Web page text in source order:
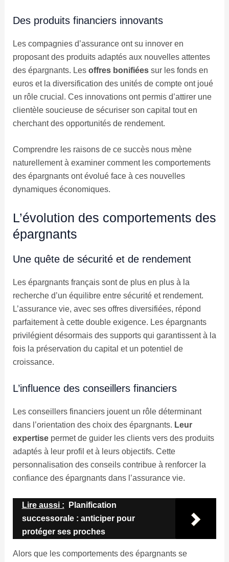
Des produits financiers innovants
Les compagnies d’assurance ont su innover en
proposant des produits adaptés aux nouvelles attentes
des épargnants. Les offres bonifiéessur les fonds en
euros et la diversification des unités de compte ont joué
un rôle crucial. Ces innovations ont permis d’attirer une
clientèle soucieuse de sécuriser son capital tout en
cherchant des opportunités de rendement.
Comprendre les raisons de ce succès nous mène
naturellement à examiner comment les comportements
des épargnants ont évolué face à ces nouvelles
dynamiques économiques.
L’évolution des comportements des
épargnants
Une quête de sécurité et de rendement
Les épargnants français sont de plus en plus à la
recherche d’un équilibre entre sécurité et rendement.
L’assurance vie, avec ses offres diversifiées, répond
parfaitement à cette double exigence. Les épargnants
privilégient désormais des supports qui garantissent à la
fois la préservation du capital et un potentiel de
croissance.
L’influence des conseillers financiers
Les conseillers financiers jouent un rôle déterminant
dans l’orientation des choix des épargnants. Leur
expertisepermet de guider les clients vers des produits
adaptés à leur profil et à leurs objectifs. Cette
personnalisation des conseils contribue à renforcer la
confiance des épargnants dans l’assurance vie.
Lire aussi :
Planification
successorale : anticiper pour
protéger ses proches
Alors que les comportements des épargnants se